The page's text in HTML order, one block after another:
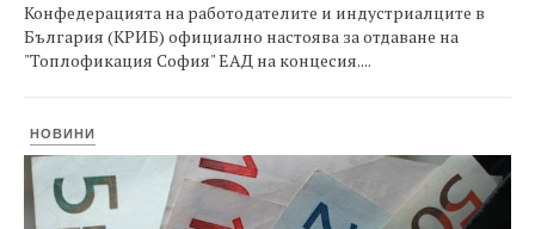
Конфедерацията на работодателите и индустриалците в
България (КРИБ) официално настоява за отдаване на
"Топлофикация София" ЕАД на концесия....
НОВИНИ